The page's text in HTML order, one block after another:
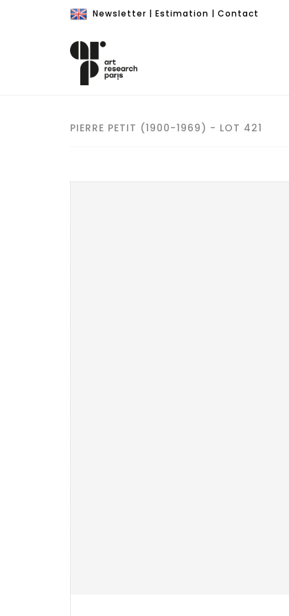
Newsletter | Estimation | Contact
PIERRE PETIT (1900-1969) - LOT 421